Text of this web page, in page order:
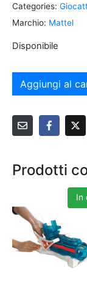
Categories:
Marchio: Mattel
Disponibile
Aggiungi al
Prodotti
In